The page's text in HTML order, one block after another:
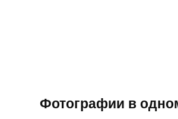
Фотографии в